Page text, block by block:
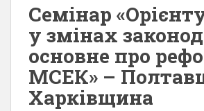
Семінар
у змінах
основне про
МСЕК» –
Харківщина